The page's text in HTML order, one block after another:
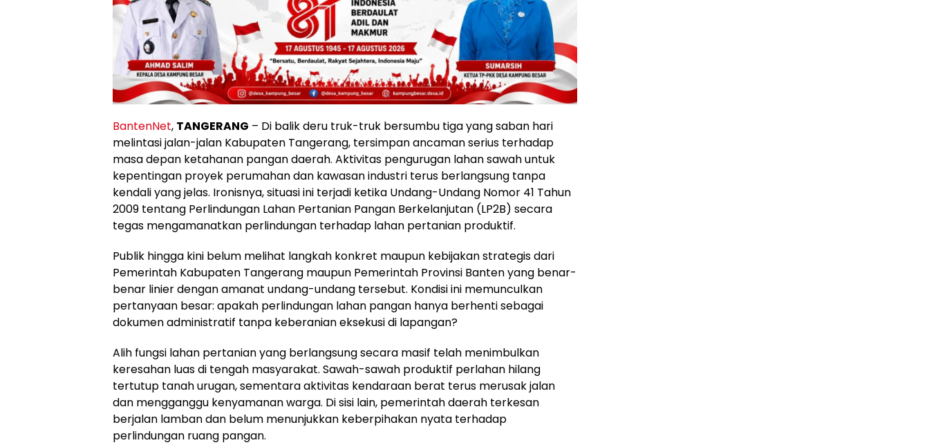
BantenNet, TANGERANG – Di balik deru truk-truk bersumbu tiga yang saban hari
melintasi jalan-jalan Kabupaten Tangerang, tersimpan ancaman serius terhadap
masa depan ketahanan pangan daerah. Aktivitas pengurugan lahan sawah untuk
kepentingan proyek perumahan dan kawasan industri terus berlangsung tanpa
kendali yang jelas. Ironisnya, situasi ini terjadi ketika Undang-Undang Nomor 41 Tahun
2009 tentang Perlindungan Lahan Pertanian Pangan Berkelanjutan (LP2B) secara
tegas mengamanatkan perlindungan terhadap lahan pertanian produktif.
Publik hingga kini belum melihat langkah konkret maupun kebijakan strategis dari
Pemerintah Kabupaten Tangerang maupun Pemerintah Provinsi Banten yang benar-
benar linier dengan amanat undang-undang tersebut. Kondisi ini memunculkan
pertanyaan besar: apakah perlindungan lahan pangan hanya berhenti sebagai
dokumen administratif tanpa keberanian eksekusi di lapangan?
Alih fungsi lahan pertanian yang berlangsung secara masif telah menimbulkan
keresahan luas di tengah masyarakat. Sawah-sawah produktif perlahan hilang
tertutup tanah urugan, sementara aktivitas kendaraan berat terus merusak jalan
dan mengganggu kenyamanan warga. Di sisi lain, pemerintah daerah terkesan
berjalan lamban dan belum menunjukkan keberpihakan nyata terhadap
perlindungan ruang pangan.